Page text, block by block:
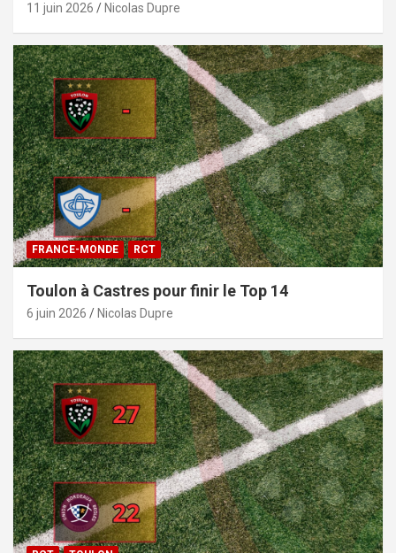
11 juin 2026 Nicolas Dupre
FRANCE-MONDE RCT
Toulon à Castres pour finir le Top 14
6 juin 2026 Nicolas Dupre